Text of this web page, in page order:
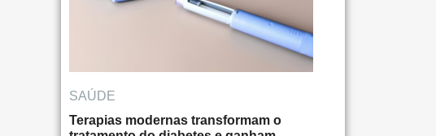
SAÚDE
Terapias modernas transformam o